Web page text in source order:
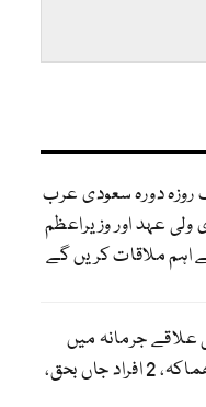
روزہ دورہ سعودی عرب
ولی عہد اور وزیراعظم
اہم ملاقات کریں گے
جرمانہ میں
منی بس میں دھماکہ، 2 افراد جاں بحق،